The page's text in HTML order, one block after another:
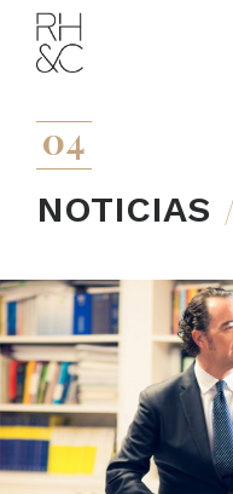
04
NOTICIAS